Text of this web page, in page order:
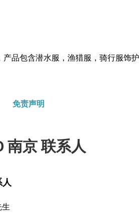
品包含潜水服，渔猎服，骑行服饰
免责声明
南京 联系人
生